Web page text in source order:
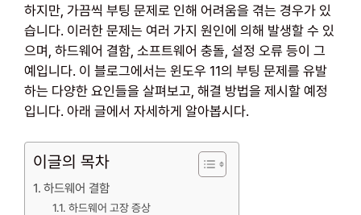
하지만, 가끔씩 부팅 문제로 인해 어려움을 겪는 경우가 있
습니다. 이러한 문제는 여러 가지 원인에 의해 발생할 수 있
으며, 하드웨어 결함, 소프트웨어 충돌, 설정 오류 등이 그
예입니다. 이 블로그에서는 윈도우 11의 부팅 문제를 유발
하는 다양한 요인들을 살펴보고, 해결 방법을 제시할 예정
입니다. 아래 글에서 자세하게 알아봅시다.
이글의 목차
하드웨어 결함
하드웨어 고장 증상